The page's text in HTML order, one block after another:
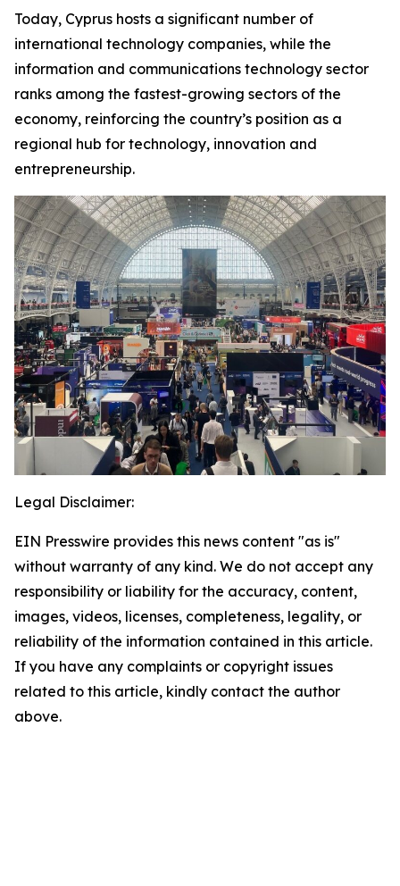
Today, Cyprus hosts a significant number of
international technology companies, while the
information and communications technology sector
ranks among the fastest-growing sectors of the
economy, reinforcing the country’s position as a
regional hub for technology, innovation and
entrepreneurship.
Legal Disclaimer:
EIN Presswire provides this news content "as is"
without warranty of any kind. We do not accept any
responsibility or liability for the accuracy, content,
images, videos, licenses, completeness, legality, or
reliability of the information contained in this article.
If you have any complaints or copyright issues
related to this article, kindly contact the author
above.